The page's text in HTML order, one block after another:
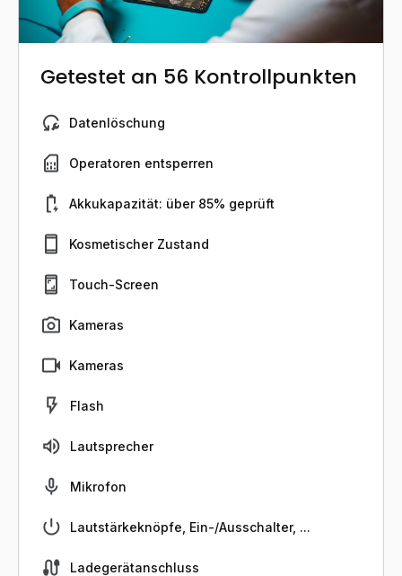
Getestet an 56 Kontrollpunkten
Datenlöschung
Operatoren entsperren
Akkukapazität: über 85% geprüft
Kosmetischer Zustand
Touch-Screen
Kameras
Kameras
Flash
Lautsprecher
Mikrofon
Lautstärkeknöpfe, Ein-/Ausschalter, ...
Ladegerätanschluss